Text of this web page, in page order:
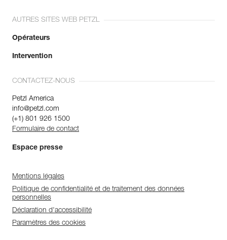
AUTRES SITES WEB PETZL
Opérateurs
Intervention
CONTACTEZ-NOUS
Petzl America
info@petzl.com
(+1) 801 926 1500
Formulaire de contact
Espace presse
Mentions légales
Politique de confidentialité et de traitement des données
personnelles
Déclaration d'accessibilité
Paramètres des cookies